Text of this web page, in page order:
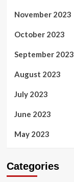
November 2023
October 2023
September 2023
August 2023
July 2023
June 2023
May 2023
Categories